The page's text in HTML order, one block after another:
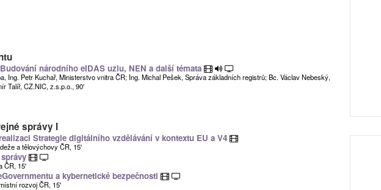
národního eIDAS uzlu, NEN a další témata
Ing. Petr Kuchař, Ministerstvo vnitra ČR; Ing. Michal Pešek, Správa základních registrů; Bc. Václav Nebeský,
Talíř, CZ.NIC, z.s.p.o., 90'
správy I
Strategie digitálního vzdělávání v kontextu EU a V4
a tělovýchovy ČR, 15'
ČR, 15'
a kybernetické bezpečnosti
rozvoj ČR, 15'